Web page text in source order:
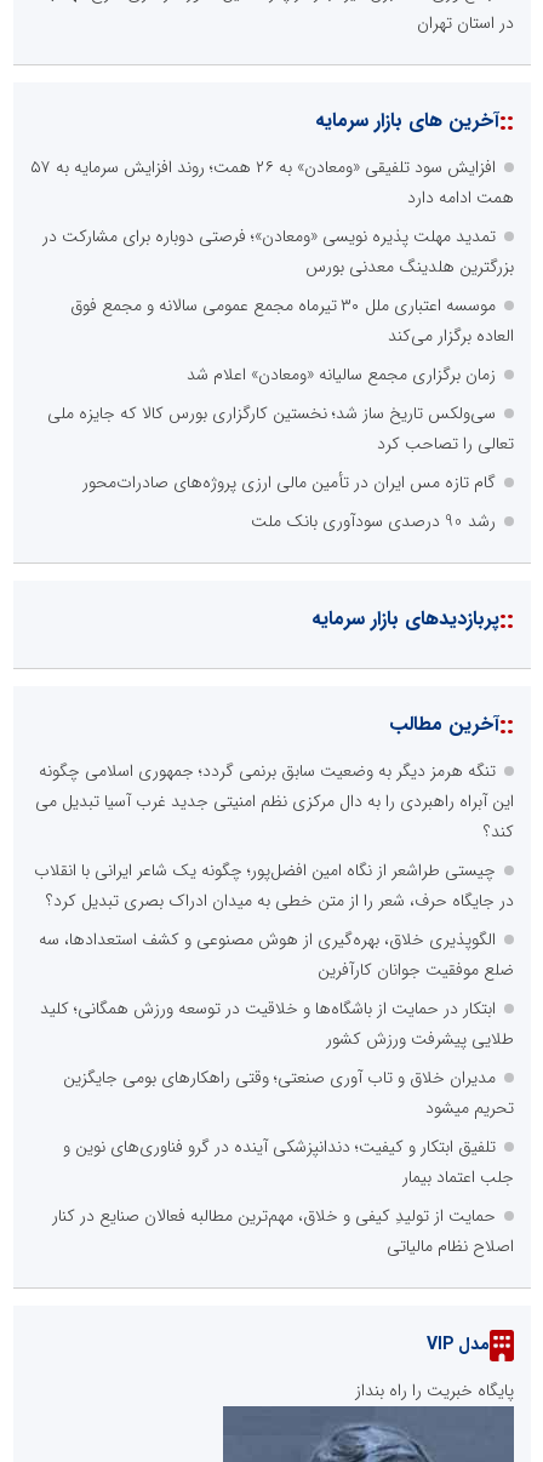
در استان تهران
::آخرین های بازار سرمایه
افزایش سود تلفیقی «ومعادن» به ۲۶ همت؛ روند افزایش سرمایه به ۵۷
همت ادامه دارد
تمدید مهلت پذیره نویسی «ومعادن»؛ فرصتی دوباره برای مشارکت در
بزرگترین هلدینگ معدنی بورس
موسسه اعتباری ملل ۳۰ تیرماه مجمع عمومی سالانه و مجمع فوق
العاده برگزار می‌کند
زمان برگزاری مجمع سالیانه «ومعادن» اعلام شد
سی‌ولکس تاریخ ساز شد؛ نخستین کارگزاری بورس کالا که جایزه ملی
تعالی را تصاحب کرد
گام تازه مس ایران در تأمین مالی ارزی پروژه‌های صادرات‌محور
رشد 90 درصدی سودآوری بانک ملت
::پربازدیدهای بازار سرمایه
::آخرین مطالب
تنگه هرمز دیگر به وضعیت سابق برنمی گردد؛ جمهوری اسلامی چگونه
این آبراه راهبردی را به دال مرکزی نظم امنیتی جدید غرب آسیا تبدیل می
کند؟
چیستی طراشعر از نگاه امین افضل‌پور؛ چگونه یک شاعر ایرانی با انقلاب
در جایگاه حرف، شعر را از متن خطی به میدان ادراک بصری تبدیل کرد؟
الگوپذیری خلاق، بهره‌گیری از هوش مصنوعی و کشف استعدادها، سه
ضلع موفقیت جوانان کارآفرین
ابتکار در حمایت از باشگاه‌ها و خلاقیت در توسعه ورزش همگانی؛ کلید
طلایی پیشرفت ورزش کشور
مدیران خلاق و تاب آوری صنعتی؛ وقتی راهکارهای بومی جایگزین
تحریم میشود
تلفیق ابتکار و کیفیت؛ دندانپزشکی آینده در گرو فناوری‌های نوین و
جلب اعتماد بیمار
حمایت از تولیدِ کیفی و خلاق، مهم‌ترین مطالبه فعالان صنایع در کنار
اصلاح نظام مالیاتی
مدل VIP
پایگاه خبریت را راه بنداز